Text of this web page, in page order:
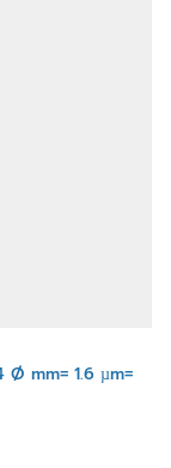
Ø mm= 1.6 µm=